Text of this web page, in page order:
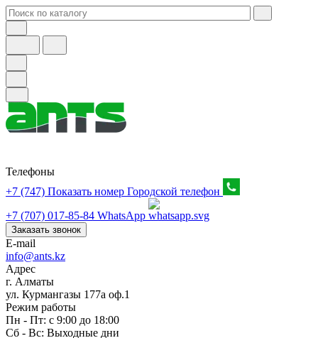
Телефоны
+7 (747) Показать номер Городской телефон
+7 (707) 017-85-84 WhatsApp
Заказать звонок
E-mail
info@ants.kz
Адрес
г. Алматы
ул. Курмангазы 177а оф.1
Режим работы
Пн - Пт: с 9:00 до 18:00
Сб - Вс: Выходные дни